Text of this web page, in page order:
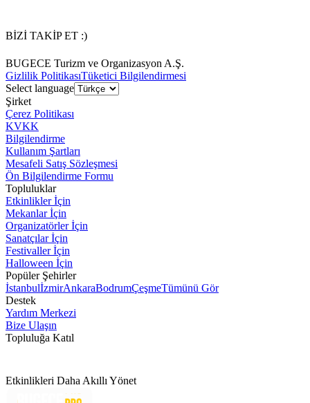
BİZİ TAKİP ET :)
BUGECE Turizm ve Organizasyon A.Ş.
Gizlilik PolitikasıTüketici Bilgilendirmesi
Select language
Şirket
Çerez Politikası
KVKK
Bilgilendirme
Kullanım Şartları
Mesafeli Satış Sözleşmesi
Ön Bilgilendirme Formu
Topluluklar
Etkinlikler İçin
Mekanlar İçin
Organizatörler İçin
Sanatçılar İçin
Festivaller İçin
Halloween İçin
Popüler Şehirler
İstanbulİzmirAnkaraBodrumÇeşmeTümünü Gör
Destek
Yardım Merkezi
Bize Ulaşın
Topluluğa Katıl
Etkinlikleri Daha Akıllı Yönet